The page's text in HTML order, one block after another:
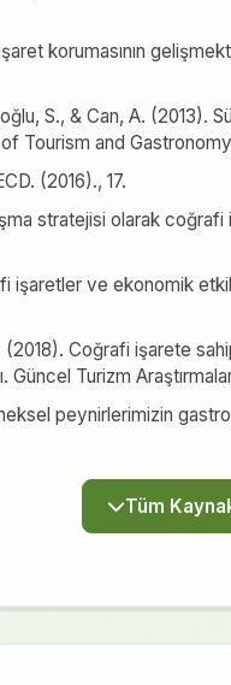
korumasının
S., & Can, A. (2013).
Tourism and
(2016)., 17.
stratejisi olarak
işaretler ve ekonomik
(2018). Coğrafi işarete
Güncel Turizm
peynirlerimizin